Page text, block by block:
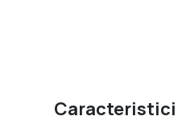
Caracteristici